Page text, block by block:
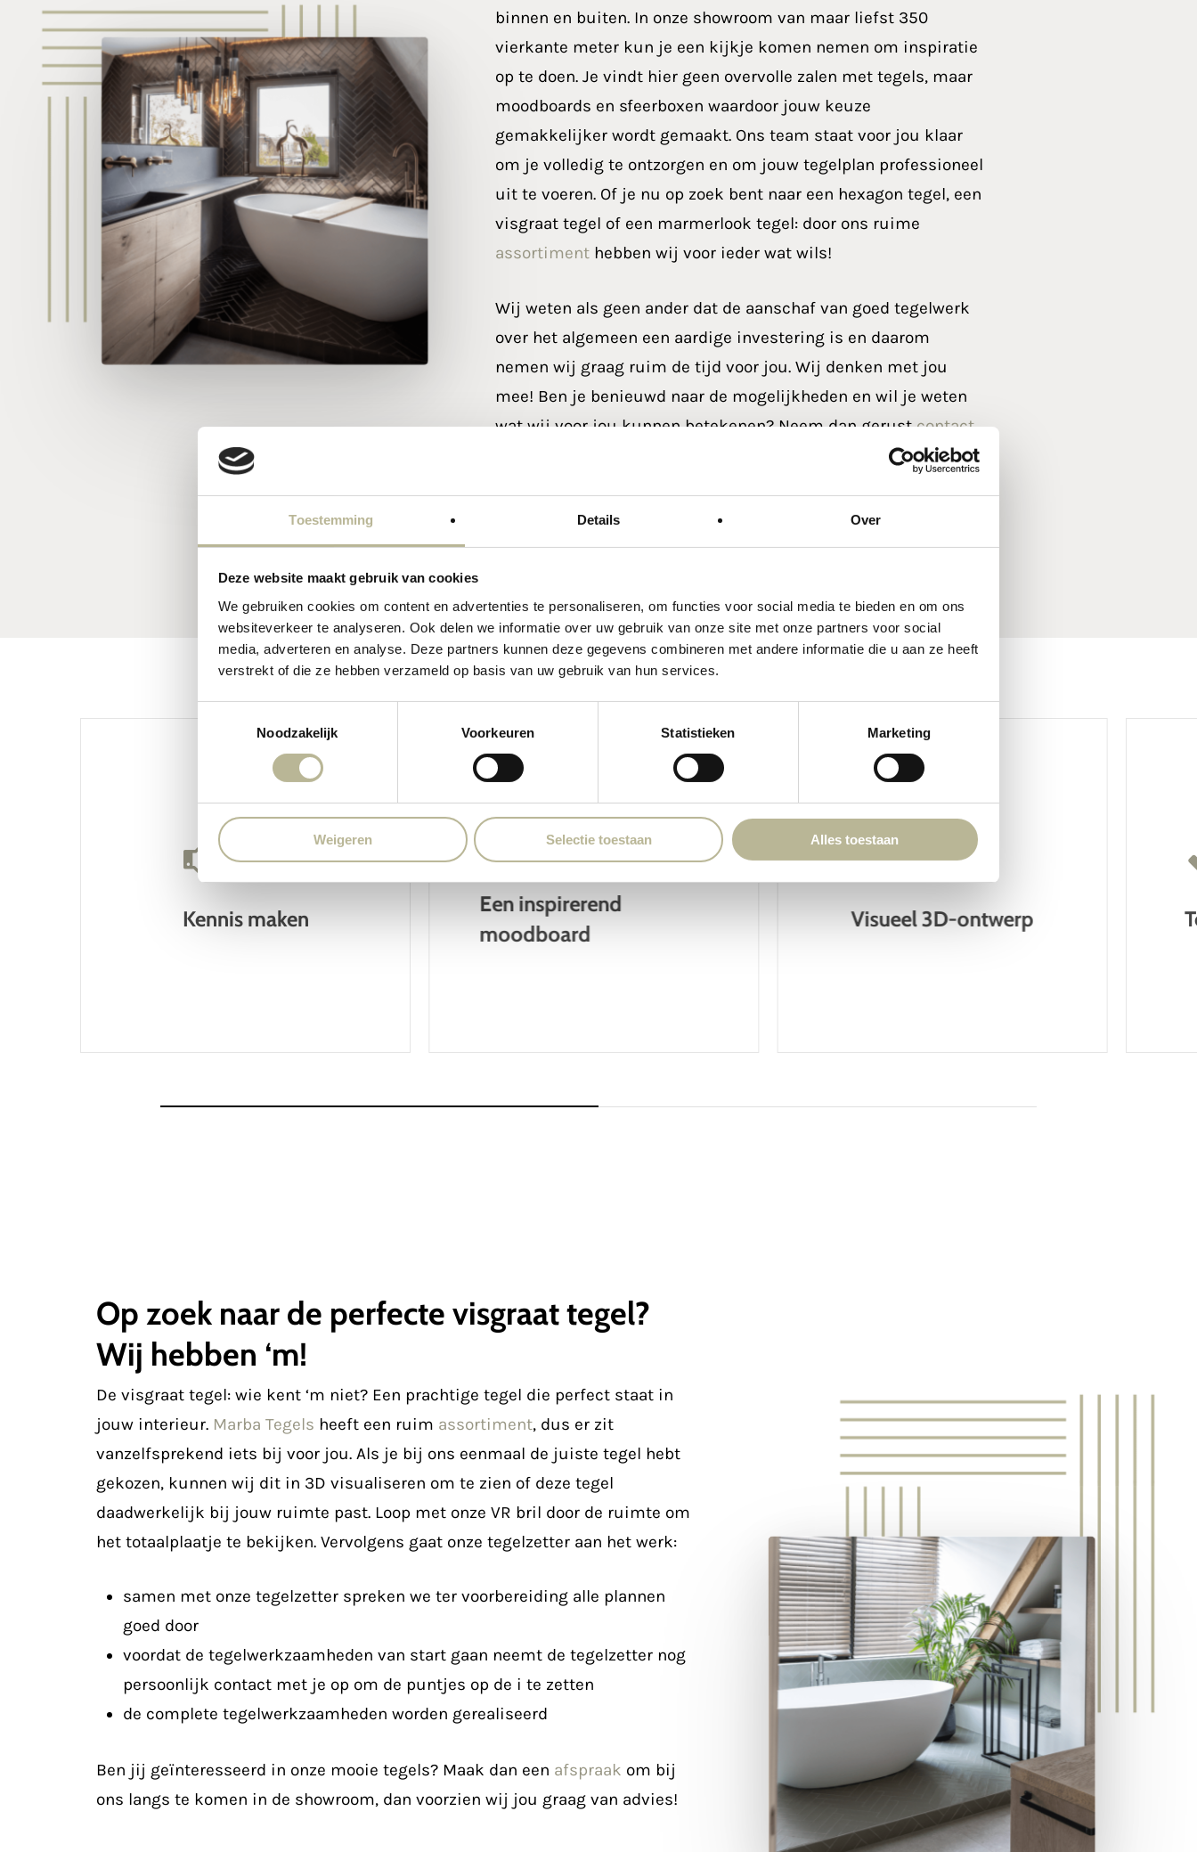
Toestemming Details Over
Deze website maakt gebruik van cookies
We gebruiken cookies om content en advertenties te personaliseren, om functies voor social media te bieden en om ons
websiteverkeer te analyseren. Ook delen we informatie over uw gebruik van onze site met onze partners voor social
media, adverteren en analyse. Deze partners kunnen deze gegevens combineren met andere informatie die u aan ze heeft
verstrekt of die ze hebben verzameld op basis van uw gebruik van hun services.
Noodzakelijk
Voorkeuren Statistieken Marketing
Weigeren Selectie toestaan Alles toestaan
binnen en buiten. In onze showroom van maar liefst 350
vierkante meter kun je een kijkje komen nemen om inspiratie
op te doen. Je vindt hier geen overvolle zalen met tegels, maar
moodboards en sfeerboxen waardoor jouw keuze
gemakkelijker wordt gemaakt. Ons team staat voor jou klaar
om je volledig te ontzorgen en om jouw tegelplan professioneel
uit te voeren. Of je nu op zoek bent naar een hexagon tegel, een
visgraat tegel of een marmerlook tegel: door ons ruime
assortimenthebben wij voor ieder wat wils!
Wij weten als geen ander dat de aanschaf van goed tegelwerk
over het algemeen een aardige investering is en daarom
nemen wij graag ruim de tijd voor jou. Wij denken met jou
mee! Ben je benieuwd naar de mogelijkheden en wil je weten
wat wij voor jou kunnen betekenen? Neem dan gerustcontact
Kennis maken
Een inspirerend
moodboard
Visueel 3D-ontwerp
Op zoek naar de perfecte visgraat tegel?
Wij hebben ‘m!
De visgraat tegel: wie kent ‘m niet? Een prachtige tegel die perfect staat in
jouw interieur. Marba Tegels heeft een ruim assortiment, dus er zit
vanzelfsprekend iets bij voor jou. Als je bij ons eenmaal de juiste tegel hebt
gekozen, kunnen wij dit in 3D visualiseren om te zien of deze tegel
daadwerkelijk bij jouw ruimte past. Loop met onze VR bril door de ruimte om
het totaalplaatje te bekijken. Vervolgens gaat onze tegelzetter aan het werk:
samen met onze tegelzetter spreken we ter voorbereiding alle plannen
goed door
voordat de tegelwerkzaamheden van start gaan neemt de tegelzetter nog
persoonlijk contact met je op om de puntjes op de i te zetten
de complete tegelwerkzaamheden worden gerealiseerd
Ben jij geïnteresseerd in onze mooie tegels? Maak dan een afspraak om bij
ons langs te komen in de showroom, dan voorzien wij jou graag van advies!